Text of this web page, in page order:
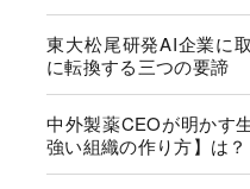
東大松尾研発AI企業に
に転換する三つの要諦
中外製薬CEOが明かす
強い組織の作り方】は？